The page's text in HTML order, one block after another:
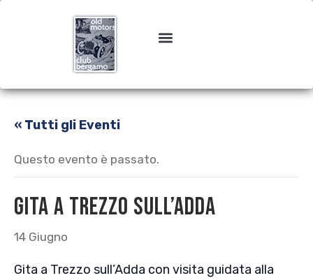
« Tutti gli Eventi
Questo evento è passato.
Gita a Trezzo sull’Adda
14 Giugno
Gita a Trezzo sull’Adda con visita guidata alla